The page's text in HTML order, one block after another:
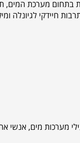
בתחום מערכת המים,
חיידקי לגיונלה
מערכות מים, אנשי